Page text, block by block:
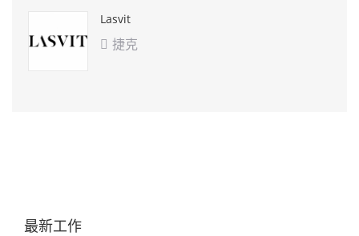
Lasvit
 捷克
最新工作